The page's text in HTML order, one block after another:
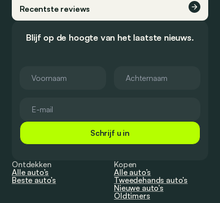
Recentste reviews
Blijf op de hoogte van het laatste nieuws.
Schrijf u in
Ontdekken
Alle auto’s
Beste auto’s
Kopen
Alle auto’s
Tweedehands auto’s
Nieuwe auto’s
Oldtimers